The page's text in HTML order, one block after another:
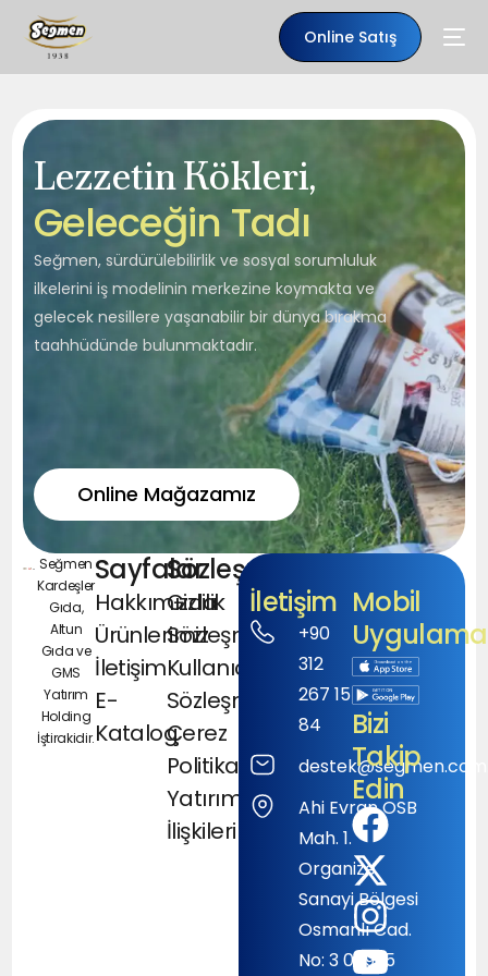
Online Satış
Lezzetin Kökleri,
GeleceğinTadı
Seğmen, sürdürülebilirlik ve sosyal sorumluluk
ilkelerini iş modelinin merkezine koymakta ve
gelecek nesillere yaşanabilir bir dünya bırakma
taahhüdünde bulunmaktadır.
Online Mağazamız
Seğmen
Kardeşler
Gıda,
Altun
Gıda ve
GMS
Yatırım
Holding
İştirakidir.
Sayfalar
Hakkımızda
Ürünlerimiz
İletişim
E-
Katalog
Sözleşmeler
Gizlilik
Sözleşmesi
Kullanıcı
Sözleşmesi
Çerez
Politikası
Yatırımcı
İlişkileri
İletişim
+90
312
267 15
84
Ahi Evran OSB
Mah. 1.
Organize
Sanayi Bölgesi
Osmanlı Cad.
No: 3 06935
Mobil
Bizi
Takip
Edin